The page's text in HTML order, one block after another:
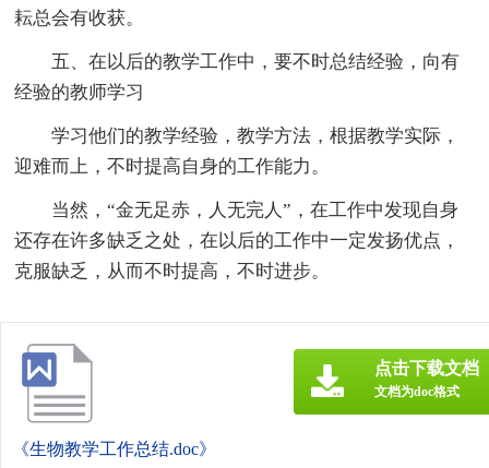
耘总会有收获。
五、在以后的教学工作中，要不时总结经验，向有
经验的教师学习
学习他们的教学经验，教学方法，根据教学实际，
迎难而上，不时提高自身的工作能力。
当然，“金无足赤，人无完人”，在工作中发现自身
还存在许多缺乏之处，在以后的工作中一定发扬优点，
克服缺乏，从而不时提高，不时进步。
《生物教学工作总结.doc》
点击下载文档
文档为doc格式